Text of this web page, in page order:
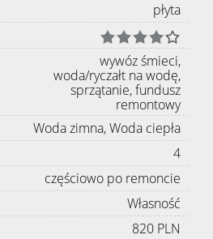
płyta
wywóz śmieci,
woda/ryczałt na wodę,
sprzątanie, fundusz
remontowy
Woda zimna, Woda ciepła
4
częściowo po remoncie
Własność
820 PLN